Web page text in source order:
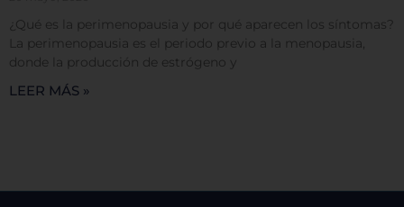
¿Qué es la perimenopausia y por qué aparecen los síntomas?
La perimenopausia es el periodo previo a la menopausia,
donde la producción de estrógeno y
LEER MÁS »Cookies de funcionalidad